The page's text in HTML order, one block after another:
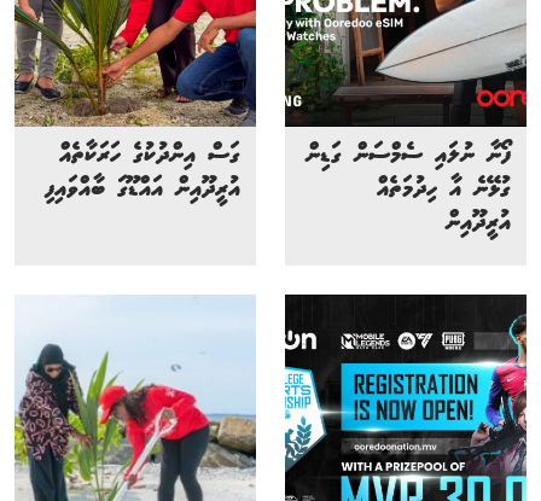
ފޯނާ ނުލައި ސެމްސަން ގަޑިން
ގުޅޭނެ އާ ހިދުމަތެއް
އުރީދޫއިން
ގަސް އިންދުކުގެ ހަރަކާތެއް
އުރީދޫއިން އައްޑޫގަ ބާއްވައިފި